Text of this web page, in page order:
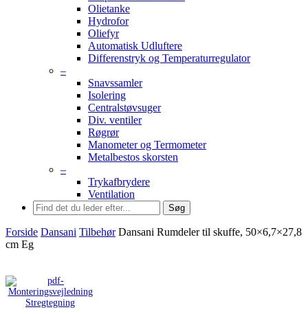
Olietanke
Hydrofor
Oliefyr
Automatisk Udluftere
Differenstryk og Temperaturregulator
–
Snavssamler
Isolering
Centralstøvsuger
Div. ventiler
Røgrør
Manometer og Termometer
Metalbestos skorsten
–
Trykafbrydere
Ventilation
Søg
Forside Dansani Tilbehør Dansani Rumdeler til skuffe, 50×6,7×27,8
cm Eg
Stregtegning